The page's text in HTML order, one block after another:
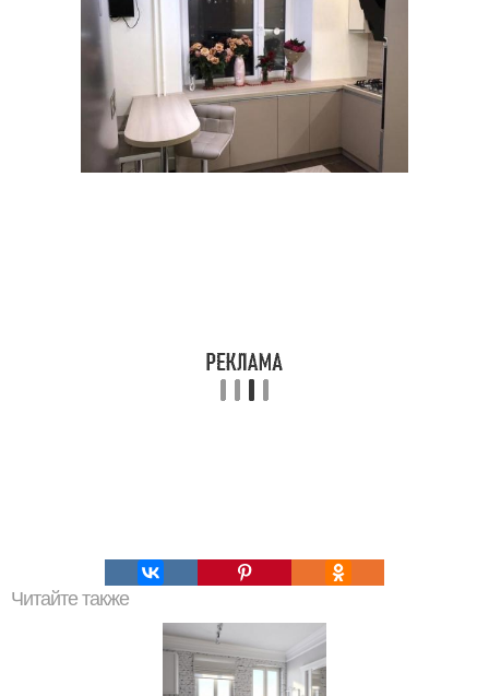
Читайте также